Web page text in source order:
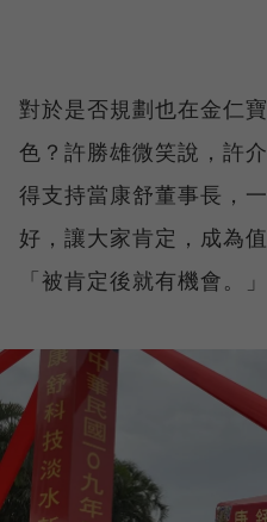
對於是否規劃也在金仁
色？許勝雄微笑說，許
得支持當康舒董事長，
好，讓大家肯定，成為
「被肯定後就有機會。」